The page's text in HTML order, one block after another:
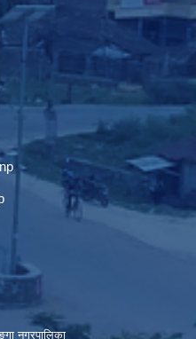
नगरपालिका